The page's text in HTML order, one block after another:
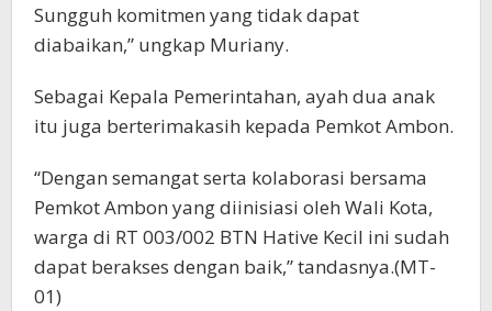
Sungguh komitmen yang tidak dapat
diabaikan,” ungkap Muriany.
Sebagai Kepala Pemerintahan, ayah dua anak
itu juga berterimakasih kepada Pemkot Ambon.
“Dengan semangat serta kolaborasi bersama
Pemkot Ambon yang diinisiasi oleh Wali Kota,
warga di RT 003/002 BTN Hative Kecil ini sudah
dapat berakses dengan baik,” tandasnya.(MT-
01)